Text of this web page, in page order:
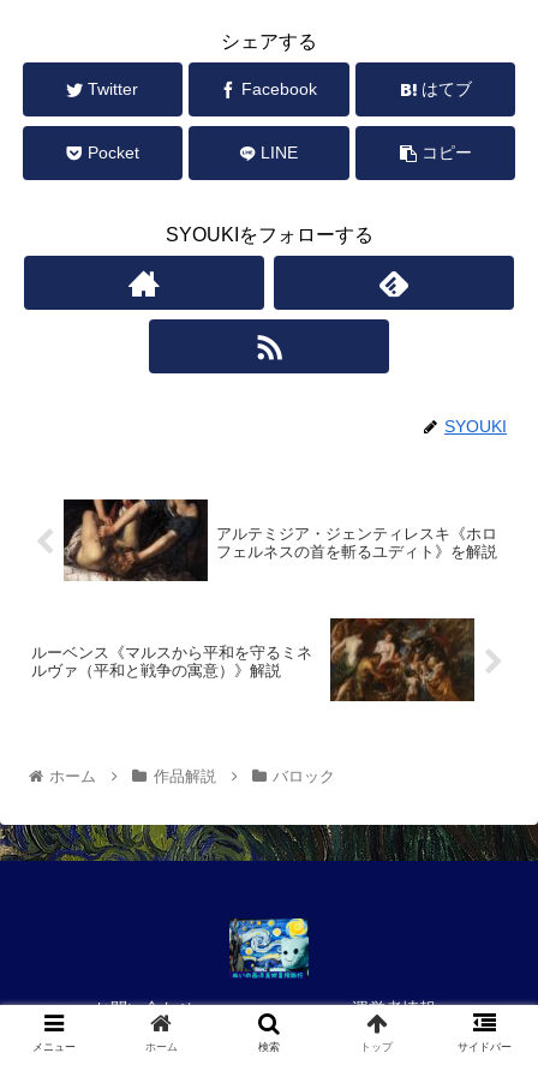
シェアする
Twitter Facebook はてブ
Pocket LINE コピー
SYOUKIをフォローする
SYOUKI
アルテミジア・ジェンティレスキ《ホロ
フェルネスの首を斬るユディト》を解説
ルーベンス《マルスから平和を守るミネ
ルヴァ（平和と戦争の寓意）》解説
ホーム 作品解説 バロック
お問い合わせ
運営者情報
プライバシーポリシー
メニュー ホーム 検索 トップ サイドバー